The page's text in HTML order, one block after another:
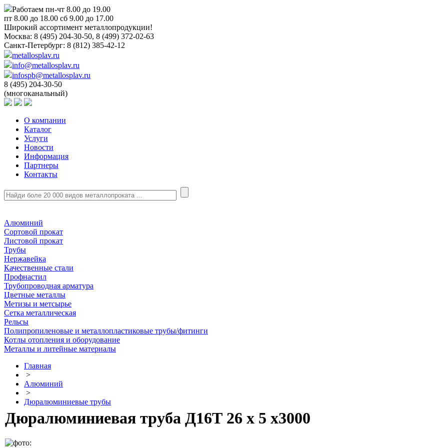
Работаем пн-чт 8.00 до 19.00
пт 8.00 до 18.00 сб 9.00 до 17.00
Широкий ассортимент металлопродукции!
Москва: 8 (495) 204-30-50, 8 (499) 372-02-63
Санкт-Петербург: 8 (812) 385-42-12
metallosplav.ru
info@metallosplav.ru
infospb@metallosplav.ru
8 (495) 204-30-50
(многоканальный)
О компании
Каталог
Услуги
Новости
Информация
Партнеры
Контакты
Алюминий
Сортовой прокат
Листовой прокат
Трубы
Нержавейка
Качественные стали
Профнастил
Трубопроводная арматура
Цветные металлы
Метизы и метсырье
Сетка металлическая
Рельсы
Полипропиленовые и металлопластиковые трубы/фитинги
Котлы отопления и оборудование
Металлы и литейные материалы
Главная
>
Алюминий
>
Дюралюминиевые трубы
Дюралюминиевая труба Д16Т 26 х 5 х3000